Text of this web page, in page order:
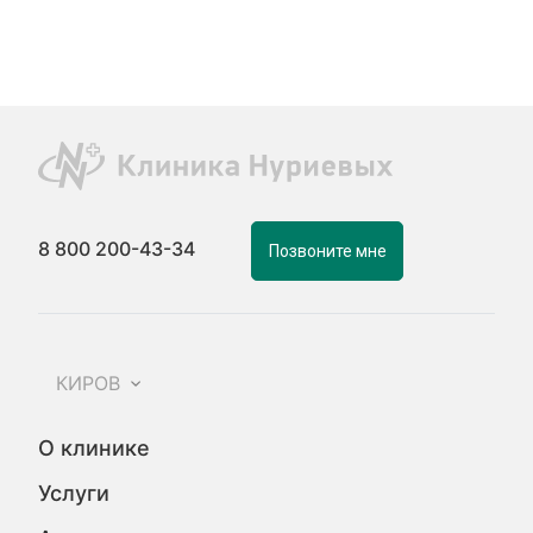
8 800 200-43-34 Позвоните мне
КИРОВ
О клинике
Услуги